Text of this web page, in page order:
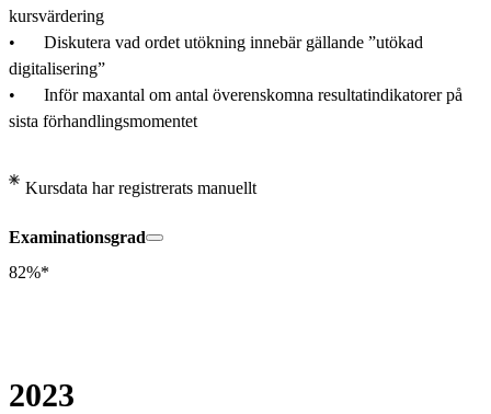
kursvärdering
•	Diskutera vad ordet utökning innebär gällande ”utökad
digitalisering”
•	Inför maxantal om antal överenskomna resultatindikatorer på
sista förhandlingsmomentet
Kursdata har registrerats manuellt
Examinationsgrad
82%*
2023